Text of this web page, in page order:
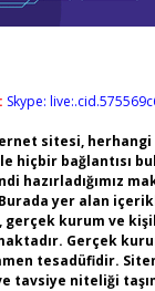
Skype:
sitesi,
hiçbir bağlantısı
hazırladığımız
yer alan
gerçek kurum ve
Gerçek
tesadüfidir.
tavsiye niteliği